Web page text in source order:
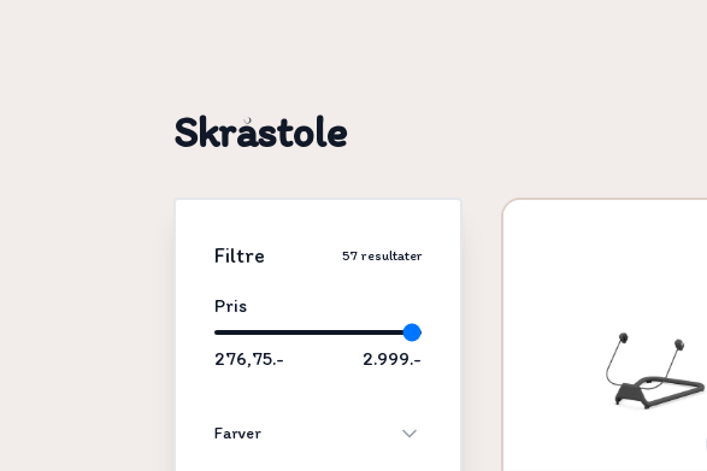
Skråstole
Filtre 57 resultater
Pris
276,75.- 2.999.-
Farver